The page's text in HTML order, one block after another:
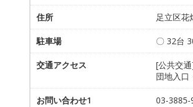
住所 足立区花
駐車場 〇 32台
交通アクセス
[公共交
団地入口
お問い合わせ1 03-3885-